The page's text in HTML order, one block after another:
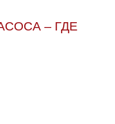
– ГДЕ